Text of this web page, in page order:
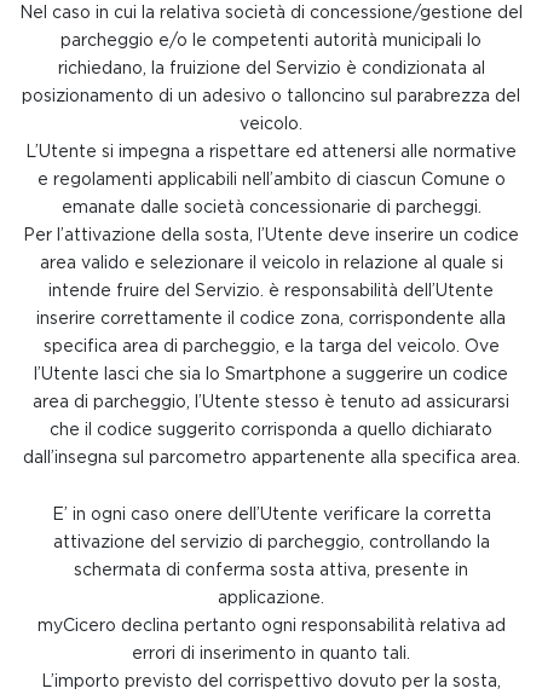
Nel caso in cui la relativa società di concessione/gestione del
parcheggio e/o le competenti autorità municipali lo
richiedano, la fruizione del Servizio è condizionata al
posizionamento di un adesivo o talloncino sul parabrezza del
veicolo.
L’Utente si impegna a rispettare ed attenersi alle normative
e regolamenti applicabili nell’ambito di ciascun Comune o
emanate dalle società concessionarie di parcheggi.
Per l’attivazione della sosta, l’Utente deve inserire un codice
area valido e selezionare il veicolo in relazione al quale si
intende fruire del Servizio. è responsabilità dell’Utente
inserire correttamente il codice zona, corrispondente alla
specifica area di parcheggio, e la targa del veicolo. Ove
l’Utente lasci che sia lo Smartphone a suggerire un codice
area di parcheggio, l’Utente stesso è tenuto ad assicurarsi
che il codice suggerito corrisponda a quello dichiarato
dall’insegna sul parcometro appartenente alla specifica area.
E’ in ogni caso onere dell’Utente verificare la corretta
attivazione del servizio di parcheggio, controllando la
schermata di conferma sosta attiva, presente in
applicazione.
myCicero declina pertanto ogni responsabilità relativa ad
errori di inserimento in quanto tali.
L’importo previsto del corrispettivo dovuto per la sosta,